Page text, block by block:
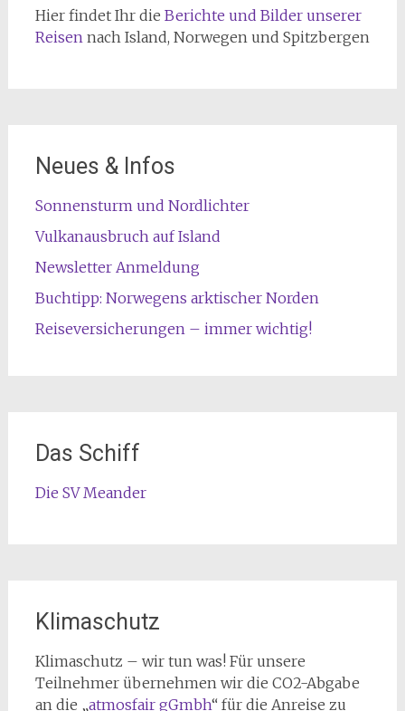
Hier findet Ihr die Berichte und Bilder unserer
Reisennach Island, Norwegen und Spitzbergen
Neues & Infos
Sonnensturm und Nordlichter
Vulkanausbruch auf Island
Newsletter Anmeldung
Buchtipp: Norwegens arktischer Norden
Reiseversicherungen – immer wichtig!
Das Schiff
Die SV Meander
Klimaschutz
Klimaschutz – wir tun was! Für unsere
Teilnehmer übernehmen wir die CO2-Abgabe
an die „atmosfair gGmbh“ für die Anreise zu